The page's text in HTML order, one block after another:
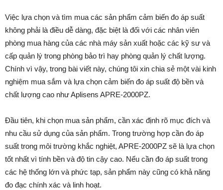
Việc lựa chọn và tìm mua các sản phẩm cảm biến đo áp suất
không phải là điều dễ dàng, đặc biệt là đối với các nhân viên
phòng mua hàng của các nhà máy sản xuất hoặc các kỹ sư và
cấp quản lý trong phòng bảo trì hay phòng quản lý chất lượng.
Chính vì vậy, trong bài viết này, chúng tôi xin chia sẻ một vài kinh
nghiệm mua sắm và lựa chọn cảm biến đo áp suất độ bền và
chất lượng cao như Aplisens APRE-2000PZ.
Đầu tiên, khi chọn mua sản phẩm, cần xác định rõ mục đích và
nhu cầu sử dụng của sản phẩm. Trong trường hợp cần đo áp
suất trong môi trường khắc nghiệt, APRE-2000PZ sẽ là lựa chọn
tốt nhất vì tính bền và độ tin cậy cao. Nếu cần đo áp suất trong
các hệ thống lớn và phức tạp, sản phẩm này cũng có khả năng
đo đạc chính xác và linh hoạt.